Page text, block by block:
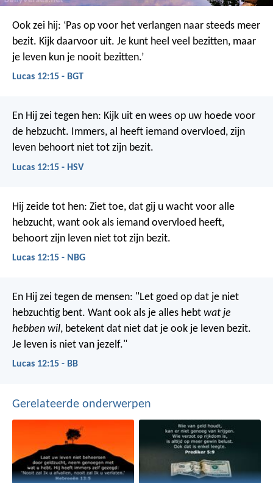
Ook zei hij: ‘Pas op voor het verlangen naar steeds meer
bezit. Kijk daarvoor uit. Je kunt heel veel bezitten, maar
je leven kun je nooit bezitten.’
Lucas 12:15 - BGT
En Hij zei tegen hen: Kijk uit en wees op uw hoede voor
de hebzucht. Immers, al heeft iemand overvloed, zijn
leven behoort niet tot zijn bezit.
Lucas 12:15 - HSV
Hij zeide tot hen: Ziet toe, dat gij u wacht voor alle
hebzucht, want ook als iemand overvloed heeft,
behoort zijn leven niet tot zijn bezit.
Lucas 12:15 - NBG
En Hij zei tegen de mensen: "Let goed op dat je niet
hebzuchtig bent. Want ook als je alles hebt wat je
hebben wil, betekent dat niet dat je ook je leven bezit.
Je leven is niet van jezelf."
Lucas 12:15 - BB
Gerelateerde onderwerpen